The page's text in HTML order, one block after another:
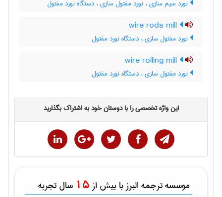
نورد سیم سازی ، نورد مفتول سازی ، دستگاه نورد مفتول
نورد مفتول سازی ، دستگاه نورد مفتول
نورد مفتول سازی ، دستگاه نورد مفتول
این واژه تخصصی را با دوستان خود به اشتراک بگذارید
موسسه ترجمه البرز با بیش از 15 سال تجربه